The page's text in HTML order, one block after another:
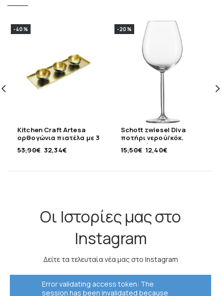
-40%
Kitchen Craft Artesa
ορθογώνια πιατέλα με 3
53,90€ 32,34€
-20%
Schott zwiesel Diva
ποτήρι νερού/κόκ.
κρασιού 613ml
15,50€ 12,40€
Οι Ιστορίες μας στο
Instagram
Δείτε τα τελευταία νέα μας στο Instagram
Error validating access token: The
session has been invalidated because